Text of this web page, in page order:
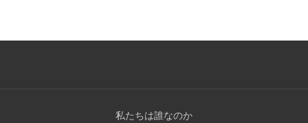
私たちは誰なのか